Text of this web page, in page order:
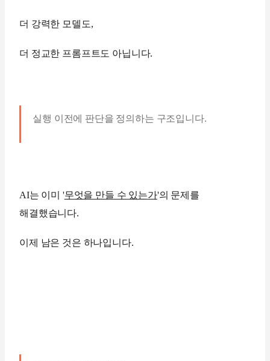
더 강력한 모델도,
더 정교한 프롬프트도 아닙니다.
실행 이전에 판단을 정의하는 구조입니다.
AI는 이미 '무엇을 만들 수 있는가'의 문제를
해결했습니다.
이제 남은 것은 하나입니다.